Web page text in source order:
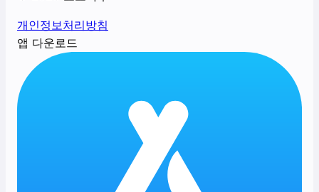
개인정보처리방침
앱 다운로드